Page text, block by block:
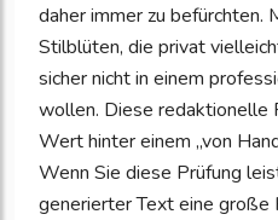
daher immer zu befürchten.
Stilblüten, die privat
sicher nicht in einem
wollen. Diese redaktionelle
Wert hinter einem „von
Wenn Sie diese Prüfung
generierter Text eine große